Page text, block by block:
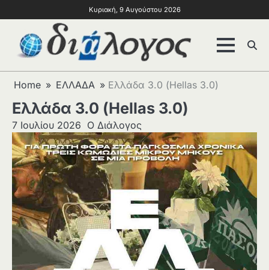
Κυριακή, 9 Αυγούστου 2026
Home ΕΛΛΑΔΑ Ελλάδα 3.0 (Hellas 3.0)
Ελλάδα 3.0 (Hellas 3.0)
7 Ιουλίου 2026 Ο Διάλογος